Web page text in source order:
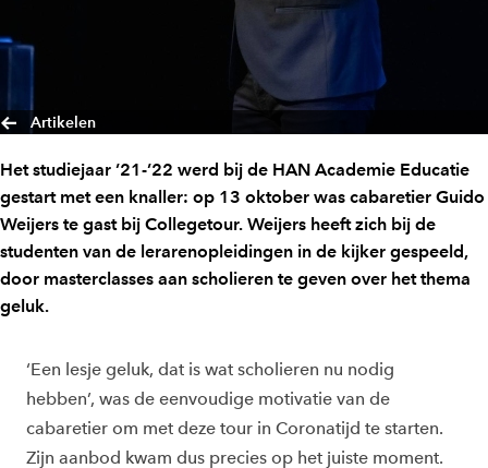
Artikelen
Het studiejaar ’21-’22 werd bij de HAN Academie Educatie
gestart met een knaller: op 13 oktober was cabaretier Guido
Weijers te gast bij Collegetour. Weijers heeft zich bij de
studenten van de lerarenopleidingen in de kijker gespeeld,
door masterclasses aan scholieren te geven over het thema
geluk.
‘Een lesje geluk, dat is wat scholieren nu nodig
hebben’, was de eenvoudige motivatie van de
cabaretier om met deze tour in Coronatijd te starten.
Zijn aanbod kwam dus precies op het juiste moment.